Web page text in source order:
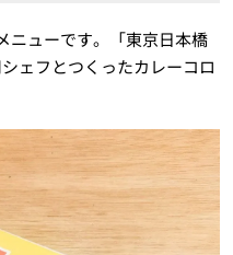
ニューです。「東京日本橋
ェフとつくったカレーコロ